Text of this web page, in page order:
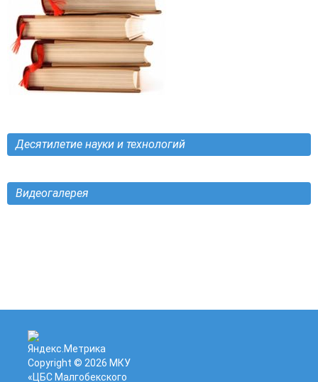
Десятилетие науки и технологий
Видеогалерея
Copyright © 2026 МКУ
«ЦБС Малгобекского